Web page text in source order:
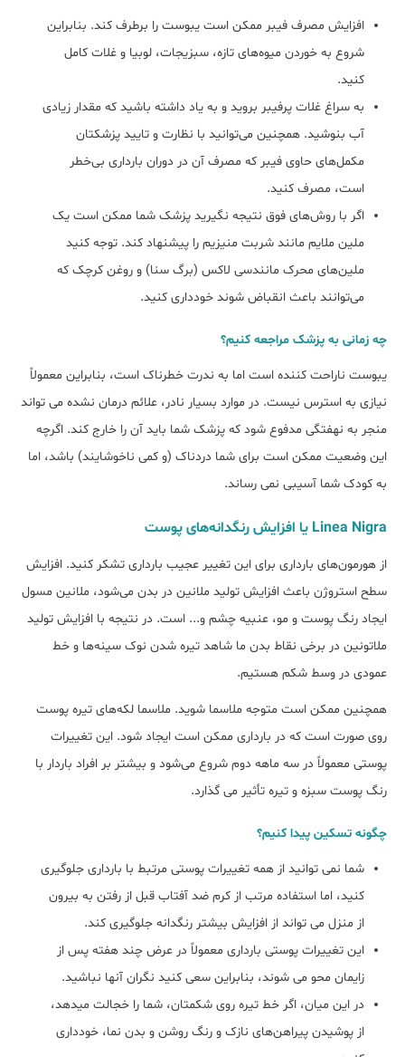
افزایش مصرف فیبر ممکن است یبوست را برطرف کند. بنابراین
شروع به خوردن میوه‌های تازه، سبزیجات، لوبیا و غلات کامل
کنید.
به سراغ غلات پرفیبر بروید و به یاد داشته باشید که مقدار زیادی
آب بنوشید. همچنین می‌توانید با نظارت و تایید پزشکتان
مکمل‌های حاوی فیبر که مصرف آن در دوران بارداری بی‌خطر
است، مصرف کنید.
اگر با روش‌های فوق نتیجه نگیرید پزشک شما ممکن است یک
ملین ملایم مانند شربت منیزیم را پیشنهاد کند. توجه کنید
ملین‌های محرک مانندسی لاکس (برگ سنا) و روغن کرچک که
می‌توانند باعث انقباض شوند خودداری کنید.
چه زمانی به پزشک مراجعه کنیم؟
یبوست ناراحت کننده است اما به ندرت خطرناک است، بنابراین معمولاً
نیازی به استرس نیست. در موارد بسیار نادر، علائم درمان نشده می تواند
منجر به نهفتگی مدفوع شود که پزشک شما باید آن را خارج کند. اگرچه
این وضعیت ممکن است برای شما دردناک (و کمی ناخوشایند) باشد، اما
به کودک شما آسیبی نمی رساند.
Linea Nigra یا افزایش رنگدانه‌های پوست
از هورمون‌های بارداری برای این تغییر عجیب بارداری تشکر کنید. افزایش
سطح استروژن باعث افزایش تولید ملانین در بدن می‌شود، ملانین مسول
ایجاد رنگ پوست و مو، عنبیه چشم و... است. در نتیجه با افزایش تولید
ملاتونین در برخی نقاط بدن ما شاهد تیره شدن نوک سینه‌ها و خط
عمودی در وسط شکم هستیم.
همچنین ممکن است متوجه ملاسما شوید. ملاسما لکه‌های تیره پوست
روی صورت است که در بارداری ممکن است ایجاد شود. این تغییرات
پوستی معمولاً در سه ماهه دوم شروع می‌شود و بیشتر بر افراد باردار با
رنگ پوست سبزه و تیره تأثیر می گذارد.
چگونه تسکین پیدا کنیم؟
شما نمی توانید از همه تغییرات پوستی مرتبط با بارداری جلوگیری
کنید، اما استفاده مرتب از کرم ضد آفتاب قبل از رفتن به بیرون
از منزل می تواند از افزایش بیشتر رنگدانه جلوگیری کند.
این تغییرات پوستی بارداری معمولاً در عرض چند هفته پس از
زایمان محو می شوند، بنابراین سعی کنید نگران آنها نباشید.
در این میان، اگر خط تیره روی شکمتان، شما را خجالت میدهد،
از پوشیدن پیراهن‌های نازک و رنگ روشن و بدن نما، خودداری